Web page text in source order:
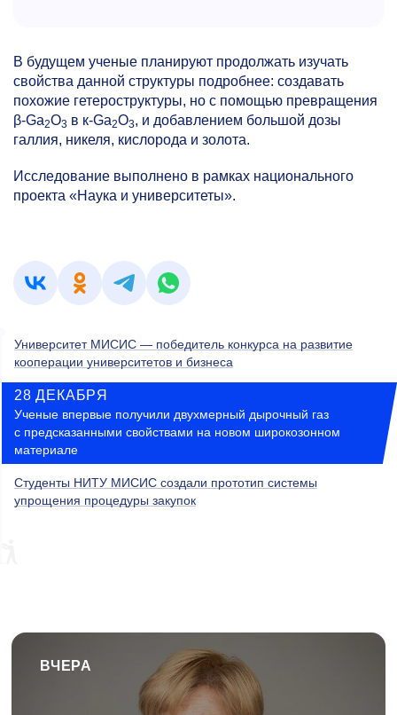
В будущем ученые планируют продолжать изучать
свойства данной структуры подробнее: создавать
похожие гетероструктуры, но с помощью превращения
β-Ga2O3 в к-Ga2O3, и добавлением большой дозы
галлия, никеля, кислорода и золота.
Исследование выполнено в рамках национального
проекта «Наука и университеты».
Университет МИСИС — победитель конкурса на развитие
кооперации университетов и бизнеса
28 ДЕКАБРЯ
Ученые впервые получили двухмерный дырочный газ
с предсказанными свойствами на новом широкозонном
материале
Студенты НИТУ МИСИС создали прототип системы
упрощения процедуры закупок
ВЧЕРА